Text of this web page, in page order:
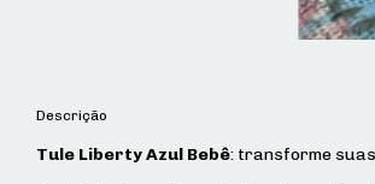
Descrição
Tule Liberty Azul Bebê: transforme